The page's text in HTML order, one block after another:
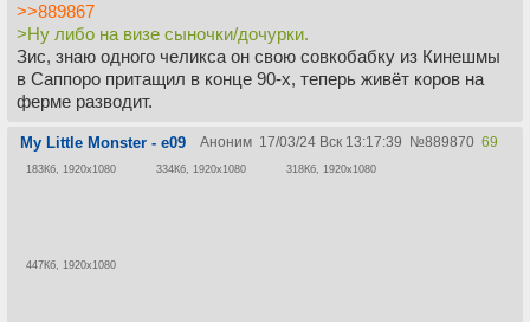
>>889867
>Ну либо на визе сыночки/дочурки.
Зис, знаю одного челикса он свою совкобабку из Кинешмы
в Саппоро притащил в конце 90-х, теперь живёт коров на
ферме разводит.
My Little Monster - e09 Аноним 17/03/24 Вск 13:17:39 №889870 69
183Кб, 1920x1080 334Кб, 1920x1080 318Кб, 1920x1080
447Кб, 1920x1080